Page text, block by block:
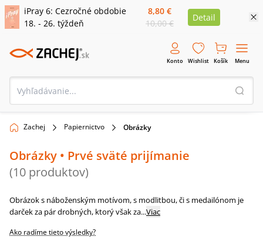
iPray 6: Cezročné obdobie
18. - 26. týždeň
8,80 €
10,00 €
Detail
Konto Wishlist Košík Menu
Zachej Papiernictvo Obrázky
Obrázky • Prvé sväté prijímanie
(10 produktov)
Obrázok s náboženským motívom, s modlitbou, či s medailónom je
darček za pár drobných, ktorý však za...Viac
Ako radíme tieto výsledky?